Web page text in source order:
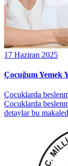
17 Haziran 2025
Çocuğum Yemek
Çocuklarda
Çocuklarda
detaylar bu